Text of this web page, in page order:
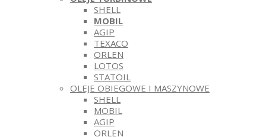
SHELL
MOBIL
AGIP
TEXACO
ORLEN
LOTOS
STATOIL
OLEJE OBIEGOWE I MASZYNOWE
SHELL
MOBIL
AGIP
ORLEN